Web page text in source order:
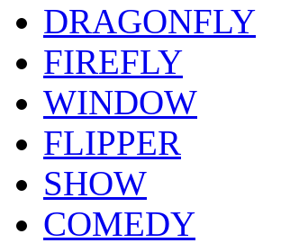
DRAGONFLY
FIREFLY
WINDOW
FLIPPER
SHOW
COMEDY